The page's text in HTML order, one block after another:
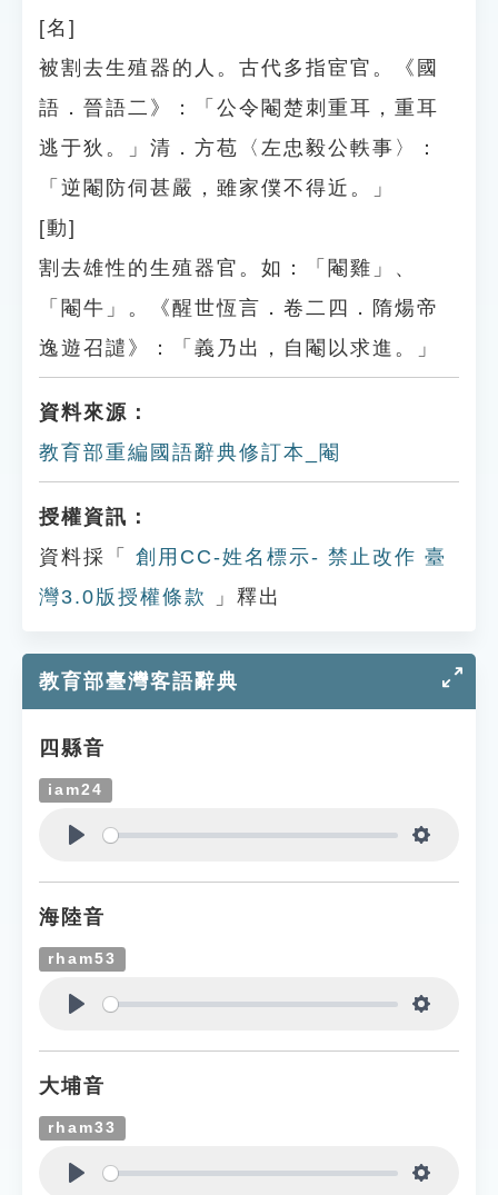
[名]
被割去生殖器的人。古代多指宦官。《國
語．晉語二》：「公令閹楚刺重耳，重耳
逃于狄。」清．方苞〈左忠毅公軼事〉：
「逆閹防伺甚嚴，雖家僕不得近。」
[動]
割去雄性的生殖器官。如：「閹雞」、
「閹牛」。《醒世恆言．卷二四．隋煬帝
逸遊召譴》：「義乃出，自閹以求進。」
資料來源：
教育部重編國語辭典修訂本_閹
授權資訊：
資料採「
創用CC-姓名標示- 禁止改作 臺
灣3.0版授權條款
」釋出
教育部臺灣客語辭典
四縣音
iam24
海陸音
rham53
大埔音
rham33